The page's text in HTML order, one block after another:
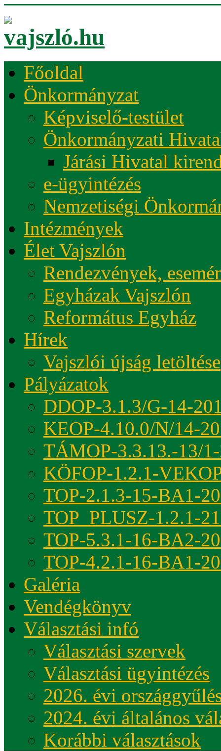
Főoldal
Önkormányzat
Képviselő-testület
Önkormányzati
Járási Hivatal
e-ügyintézés
Nemzetiségi
Intézmények
Élet Vajszlón
Rendezvények,
Egyházak Vajszlón
Református Egyház
Hírek
Vajszlói újság letöltése
Pályázatok
DDOP-3.1.3/G-14-
KEOP-4.10.0/N/14-
TÁMOP-3.3.13.-13/
KÖFOP-1.2.1-
TOP-2.1.3-15-BA1-
TOP_PLUSZ-1.2.1-
TOP-5.3.1-16-BA2-
TOP-4.2.1-16-BA1-
Galéria
Vendégkönyv
Választási infó
Választási szervek
Választási ügyintézés
2026. évi
2024. évi általános
Korábbi választások